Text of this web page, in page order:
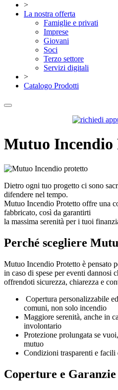
>
La nostra offerta
Famiglie e privati
Imprese
Giovani
Soci
Terzo settore
Servizi digitali
>
Catalogo Prodotti
Mutuo Incendio
Dietro ogni tuo progetto ci sono
difendere nel tempo.
Mutuo Incendio Protetto offre una
fabbricato, così da garantirti
la massima serenità per i tuoi
Perché scegliere
Mutuo Incendio Protetto è pensato
in caso di spese per eventi dannosi
offrendoti sicurezza, chiarezza e
Copertura personalizzabile
comuni, non solo incendio
Maggiore serenità, anche in
involontario
Protezione prolungata se
mutuo
Condizioni trasparenti e facili
Coperture e Garanzie